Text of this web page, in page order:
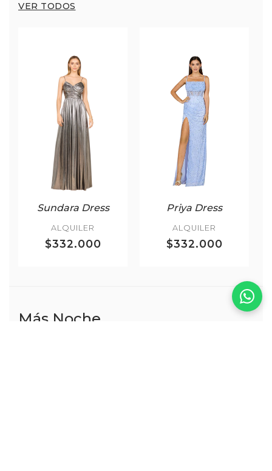
VER TODOS
Sundara Dress
ALQUILER
$332.000
Priya Dress
ALQUILER
$332.000
Más Noche